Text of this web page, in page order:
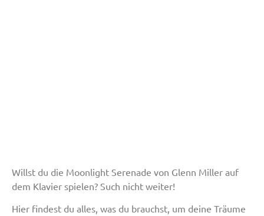
Willst du die Moonlight Serenade von Glenn Miller auf
dem Klavier spielen? Such nicht weiter!
Hier findest du alles, was du brauchst, um deine Träume